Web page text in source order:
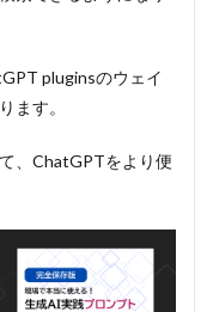
pluginsのウェイ
ます。
、ChatGPTをより便